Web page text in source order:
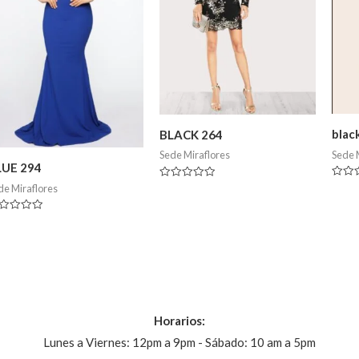
294
Miraflores
BLACK 264
Sede Miraflores Sede
Horarios:
Lunes a Viernes: 12pm a 9pm - Sábado: 10 am a 5pm